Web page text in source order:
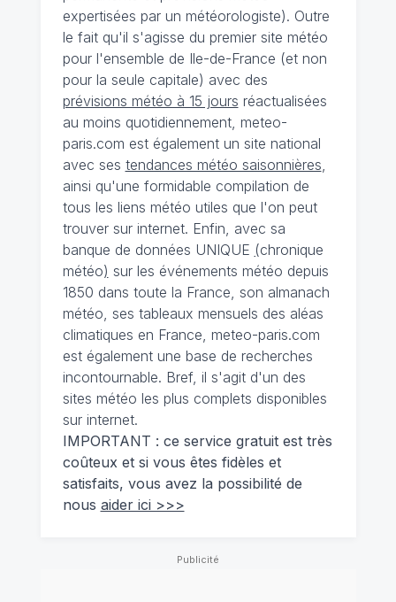
expertisées par un météorologiste). Outre
le fait qu'il s'agisse du premier site météo
pour l'ensemble de Ile-de-France (et non
pour la seule capitale) avec des
prévisions météo à 15 jours réactualisées
au moins quotidiennement, meteo-
paris.com est également un site national
avec ses tendances météo saisonnières
ainsi qu'une formidable compilation de
tous les liens météo utiles que l'on peut
trouver sur internet. Enfin, avec sa
banque de données UNIQUE (chronique
météo) sur les événements météo depuis
1850 dans toute la France, son almanach
météo, ses tableaux mensuels des aléas
climatiques en France, meteo-paris.com
est également une base de recherches
incontournable. Bref, il s'agit d'un des
sites météo les plus complets disponibles
sur internet.
IMPORTANT : ce service gratuit est très
coûteux et si vous êtes fidèles et
satisfaits, vous avez la possibilité de
nous aider ici >>>